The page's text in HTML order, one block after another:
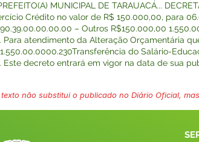
MUNICIPAL DE TARAUACÁ...
Crédito no valor de R$ 150.000,00, para
– Outros R$150.000,00
Para atendimento da Alteração Orçamentária
do Salário-
Este decreto entrará em vigor na data de sua
texto não substitui o publicado no Diário Oficial,